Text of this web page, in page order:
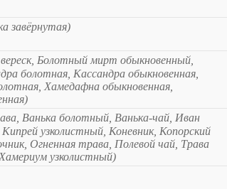
завёрнутая)
Болотный мирт обыкновенный,
болотная, Кассандра обыкновенная,
Хамедафна обыкновенная,
Ванька болотный, Ванька-чай, Иван
узколистный, Коневник, Копорский
Огненная трава, Полевой чай, Трава
узколистный)